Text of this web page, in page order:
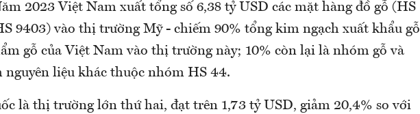
2023 Việt Nam xuất tổng số 6,38 tỷ USD các mặt hàng đồ gỗ (HS
9403) vào thị trường Mỹ - chiếm 90% tổng kim ngạch xuất khẩu gỗ
gỗ của Việt Nam vào thị trường này; 10% còn lại là nhóm gỗ và
nguyên liệu khác thuộc nhóm HS 44.
là thị trường lớn thứ hai, đạt trên 1,73 tỷ USD, giảm 20,4% so với